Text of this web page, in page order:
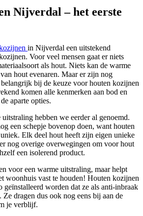
Nijverdal – het eerste
in Nijverdal een uitstekend
Voor veel mensen gaat er niets
als hout. Niets kan de warme
hout evenaren. Maar er zijn nog
bij de keuze voor houten kozijnen
komen alle kenmerken aan bod en
aparte opties.
hebben we eerder al genoemd.
een schepje bovenop doen, want houten
Elk deel hout heeft zijn eigen unieke
nog overige overwegingen om voor hout
een isolerend product.
voor een warme uitstraling, maar helpt
woonhuis vast te houden! Houten kozijnen
geïnstalleerd worden dat ze als anti-inbraak
dragen dus ook nog eens bij aan de
je verblijf.